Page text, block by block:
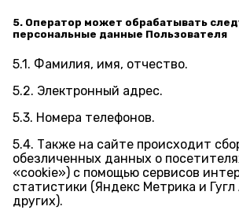
5. Оператор может обрабатывать
персональные данные Пользователя
5.1. Фамилия, имя, отчество.
5.2. Электронный адрес.
5.3. Номера телефонов.
5.4. Также на сайте происходит
обезличенных данных о
«cookie») с помощью сервисов
статистики (Яндекс Метрика и
других).